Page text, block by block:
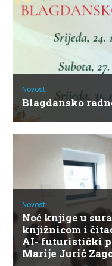
Novosti
Blagdansko
Novosti
Noć knjige u
knjižnicom i
AI- futuristički
Marije Jurić